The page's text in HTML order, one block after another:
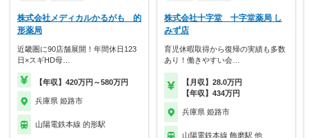
株式会社メディカルかるがも 的
形薬局
近畿圏に90店舗展開！年間休日123
日×スギHD母…
【年収】420万円～580万円
兵庫県 姫路市
山陽電鉄本線 的形駅
株式会社十字堂 十字堂薬局 し
みず店
育児休暇取得から復帰の実績も多数
あり！働きやすい会…
【月収】28.0万円
【年収】434万円
兵庫県 姫路市
山陽電鉄本線 飾磨駅 他